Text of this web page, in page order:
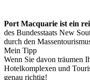
Port Macquarie ist ein
des Bundesstaats New
durch den
Mein Tipp
Wenn Sie davon träumen
Hotelkomplexen und
genau richtig!